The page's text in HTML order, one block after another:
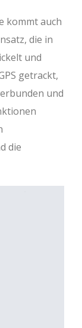
kommt auch
die in
und
getrackt,
und
die